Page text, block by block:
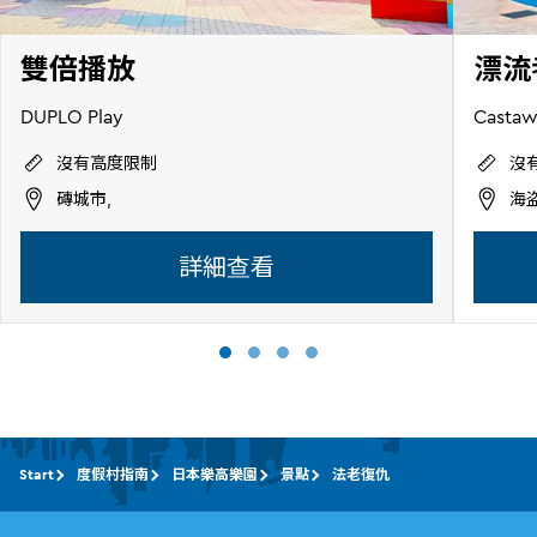
雙倍播放
DUPLO Play
沒有高度限制
磚城市,
詳細查看
漂
沒
海
Start 度假村指南 日本樂高樂園 景點 法老復仇